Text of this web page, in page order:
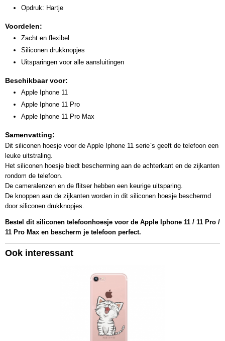
Opdruk: Hartje
Voordelen:
Zacht en flexibel
Siliconen drukknopjes
Uitsparingen voor alle aansluitingen
Beschikbaar voor:
Apple Iphone 11
Apple Iphone 11 Pro
Apple Iphone 11 Pro Max
Samenvatting:
Dit siliconen hoesje voor de Apple Iphone 11 serie`s geeft de telefoon een
leuke uitstraling.
Het siliconen hoesje biedt bescherming aan de achterkant en de zijkanten
rondom de telefoon.
De cameralenzen en de flitser hebben een keurige uitsparing.
De knoppen aan de zijkanten worden in dit siliconen hoesje beschermd
door siliconen drukknopjes.
Bestel dit siliconen telefoonhoesje voor de Apple Iphone 11 / 11 Pro /
11 Pro Max en bescherm je telefoon perfect.
Ook interessant